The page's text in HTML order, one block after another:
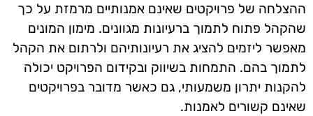
ההצלחה של פרויקטים שאינם אמנותיים מרמזת על כך
שהקהל פתוח לתמוך ברעיונות מגוונים. מימון המונים
מאפשר ליזמים להציג את רעיונותיהם ולרתום את הקהל
לתמוך בהם. התמחות בשיווק ובקידום הפרויקט יכולה
להקנות יתרון משמעותי, גם כאשר מדובר בפרויקטים
שאינם קשורים לאמנות.